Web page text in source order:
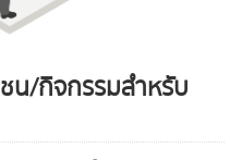
น/กิจกรรมสำหรับ